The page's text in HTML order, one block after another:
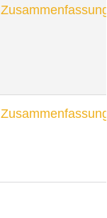
Zusammenfassung
Zusammenfassung